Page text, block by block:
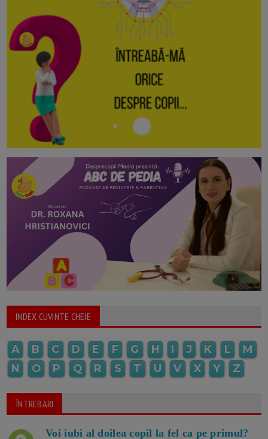
INDEX CUVINTE CHEIE
A B C D E F G H I J K L
M
N
O P Q R S T U V X Y Z
ÎNTREBARI
Voi iubi al doilea copil la fel ca pe primul?